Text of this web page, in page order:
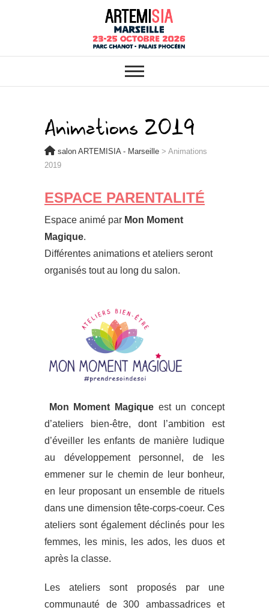
salon ARTEMISIA
– Marseille
ARTEMISIA : VOTRE SALON
BIO, BIEN-ÊTRE ET HABITAT
SAIN À MARSEILLE
Animations 2019
salon ARTEMISIA - Marseille > Animations
2019
ESPACE PARENTALITÉ
Espace animé par Mon Moment
Magique.
Différentes animations et ateliers seront
organisés tout au long du salon.
Mon Moment Magique est un concept
d’ateliers bien-être, dont l’ambition est
d’éveiller les enfants de manière ludique
au développement personnel, de les
emmener sur le chemin de leur bonheur,
en leur proposant un ensemble de rituels
dans une dimension tête-corps-coeur. Ces
ateliers sont également déclinés pour les
femmes, les minis, les ados, les duos et
après la classe.
Les ateliers sont proposés par une
communauté de 300 ambassadrices et